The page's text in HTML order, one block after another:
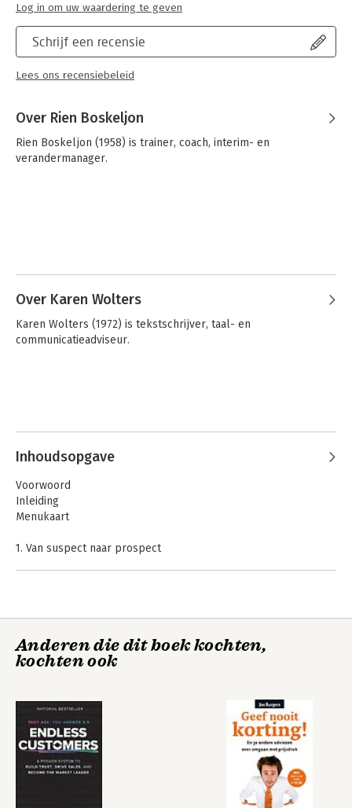
Schrijf een recensie
Lees ons recensiebeleid
Log in om uw waardering te geven
Over Rien Boskeljon
Rien Boskeljon (1958) is trainer, coach, interim- en
verandermanager.
Over Karen Wolters
Karen Wolters (1972) is tekstschrijver, taal- en
communicatieadviseur.
Inhoudsopgave
Voorwoord
Inleiding
Menukaart
1. Van suspect naar prospect
Bijlage: checklist voor het invullen van een CRM-systeem
Literatuurlijst
Over NCOI Opleidingsgroep
Anderen die dit boek kochten,
kochten ook